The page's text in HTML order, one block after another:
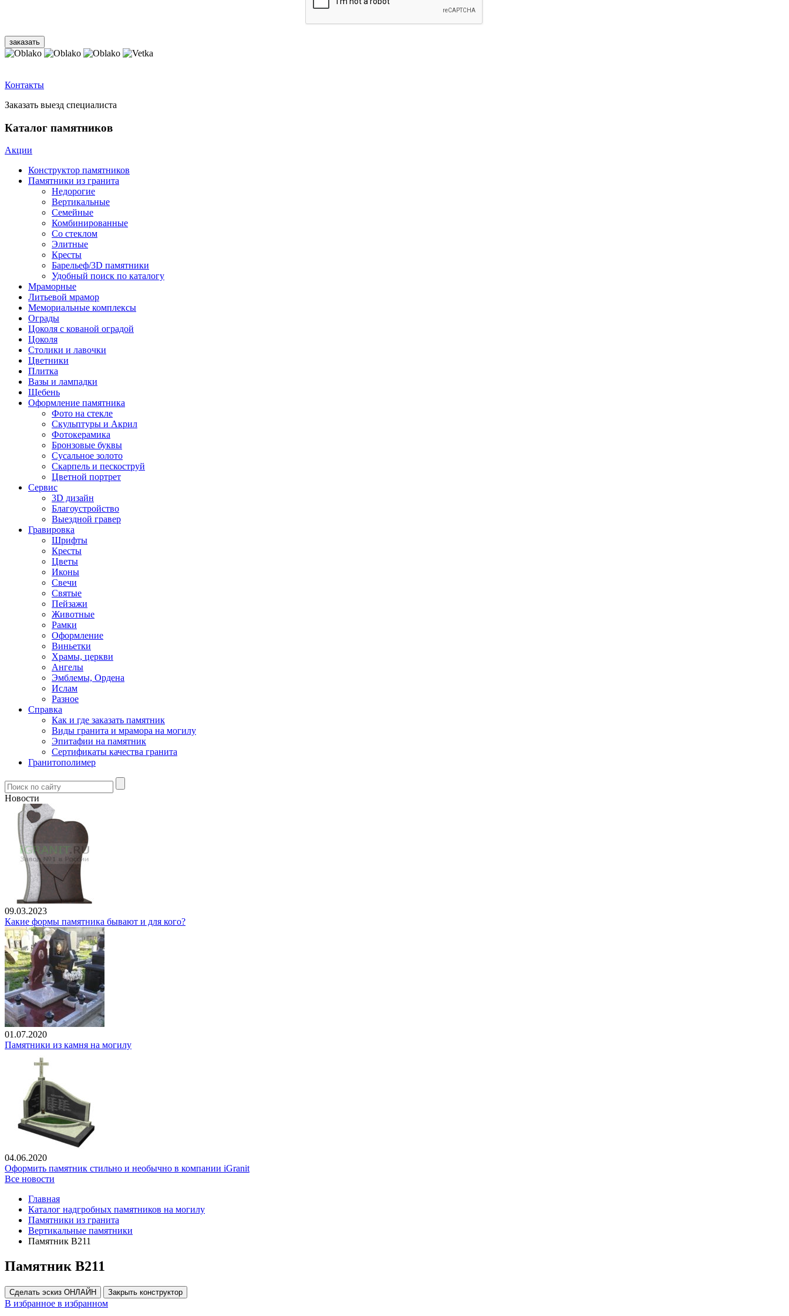
Контакты
Заказать выезд специалиста
Каталог памятников
Акции
Конструктор памятников
Памятники из гранита
Недорогие
Вертикальные
Семейные
Комбинированные
Со стеклом
Элитные
Кресты
Барельеф/3D памятники
Удобный поиск по каталогу
Мраморные
Литьевой мрамор
Мемориальные комплексы
Ограды
Цоколя с кованой оградой
Цоколя
Столики и лавочки
Цветники
Плитка
Вазы и лампадки
Щебень
Оформление памятника
Фото на стекле
Скульптуры и Акрил
Фотокерамика
Бронзовые буквы
Сусальное золото
Скарпель и пескоструй
Цветной портрет
Сервис
3D дизайн
Благоустройство
Выездной гравер
Гравировка
Шрифты
Кресты
Цветы
Иконы
Свечи
Святые
Пейзажи
Животные
Рамки
Оформление
Виньетки
Храмы, церкви
Ангелы
Эмблемы, Ордена
Ислам
Разное
Справка
Как и где заказать памятник
Виды гранита и мрамора на могилу
Эпитафии на памятник
Сертификаты качества гранита
Гранитополимер
Новости
09.03.2023
Какие формы памятника бывают и для кого?
01.07.2020
Памятники из камня на могилу
04.06.2020
Оформить памятник стильно и необычно в компании iGranit
Все новости
Главная
Каталог надгробных памятников на могилу
Памятники из гранита
Вертикальные памятники
Памятник В211
Памятник В211
Сделать эскиз ОНЛАЙН Закрыть конструктор
В избранное в избранном